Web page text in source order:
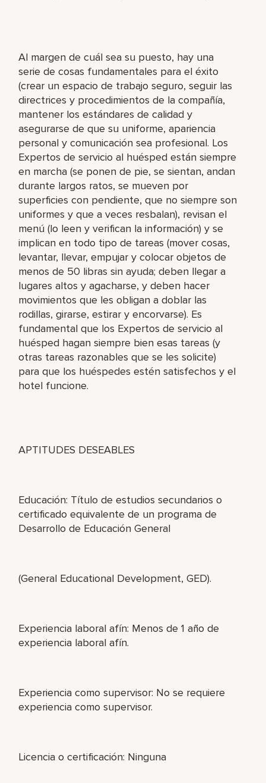
Al margen de cuál sea su puesto, hay una
serie de cosas fundamentales para el éxito
(crear un espacio de trabajo seguro, seguir las
directrices y procedimientos de la compañía,
mantener los estándares de calidad y
asegurarse de que su uniforme, apariencia
personal y comunicación sea profesional. Los
Expertos de servicio al huésped están siempre
en marcha (se ponen de pie, se sientan, andan
durante largos ratos, se mueven por
superficies con pendiente, que no siempre son
uniformes y que a veces resbalan), revisan el
menú (lo leen y verifican la información) y se
implican en todo tipo de tareas (mover cosas,
levantar, llevar, empujar y colocar objetos de
menos de 50 libras sin ayuda; deben llegar a
lugares altos y agacharse, y deben hacer
movimientos que les obligan a doblar las
rodillas, girarse, estirar y encorvarse). Es
fundamental que los Expertos de servicio al
huésped hagan siempre bien esas tareas (y
otras tareas razonables que se les solicite)
para que los huéspedes estén satisfechos y el
hotel funcione.
APTITUDES DESEABLES
Educación: Título de estudios secundarios o
certificado equivalente de un programa de
Desarrollo de Educación General
(General Educational Development, GED).
Experiencia laboral afín: Menos de 1 año de
experiencia laboral afín.
Experiencia como supervisor: No se requiere
experiencia como supervisor.
Licencia o certificación: Ninguna